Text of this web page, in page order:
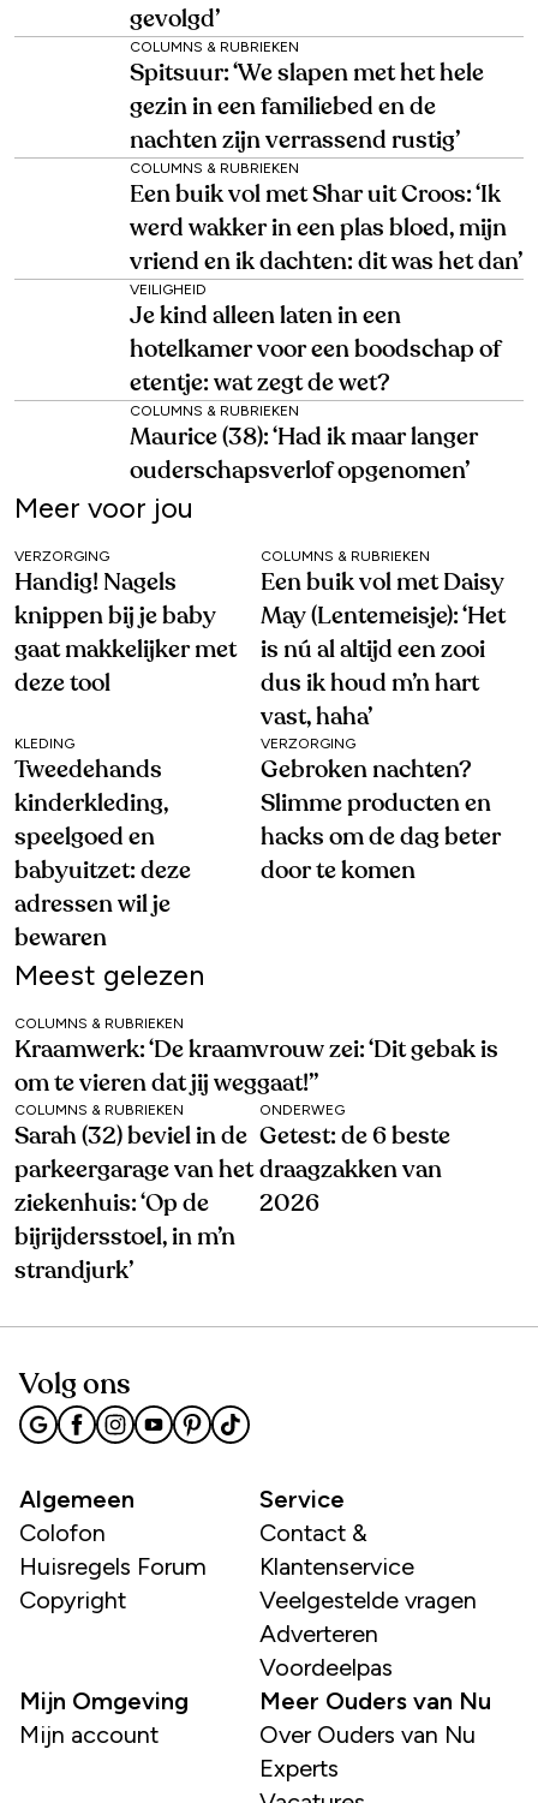
gevolgd’
COLUMNS & RUBRIEKEN
Spitsuur: ‘We slapen met het hele
gezin in een familiebed en de
nachten zijn verrassend rustig’
COLUMNS & RUBRIEKEN
Een buik vol met Shar uit Croos: ‘Ik
werd wakker in een plas bloed, mijn
vriend en ik dachten: dit was het dan’
VEILIGHEID
Je kind alleen laten in een
hotelkamer voor een boodschap of
etentje: wat zegt de wet?
COLUMNS & RUBRIEKEN
Maurice (38): ‘Had ik maar langer
ouderschapsverlof opgenomen’
Meer voor jou
VERZORGING
Handig! Nagels
knippen bij je baby
gaat makkelijker met
deze tool
COLUMNS & RUBRIEKEN
Een buik vol met Daisy
May (Lentemeisje): ‘Het
is nú al altijd een zooi
dus ik houd m’n hart
vast, haha’
KLEDING
Tweedehands
kinderkleding,
speelgoed en
babyuitzet: deze
adressen wil je
bewaren
VERZORGING
Gebroken nachten?
Slimme producten en
hacks om de dag beter
door te komen
Meest gelezen
COLUMNS & RUBRIEKEN
Kraamwerk: ‘De kraamvrouw zei: ‘Dit gebak is
om te vieren dat jij weggaat!’’
COLUMNS & RUBRIEKEN
Sarah (32) beviel in de
parkeergarage van het
ziekenhuis: ‘Op de
bijrijdersstoel, in m’n
strandjurk’
ONDERWEG
Getest: de 6 beste
draagzakken van
2026
Volg ons
Algemeen
Colofon
Huisregels Forum
Copyright
Service
Contact &
Klantenservice
Veelgestelde vragen
Adverteren
Voordeelpas
Mijn Omgeving
Mijn account
Meer Ouders van Nu
Over Ouders van Nu
Experts